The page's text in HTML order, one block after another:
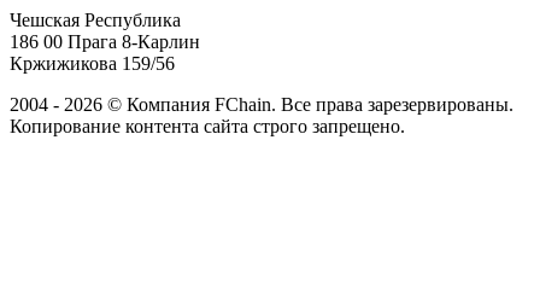
Чешская Республика
186 00 Прага 8-Карлин
Кржижикова 159/56
2004 - 2026 © Компания FChain. Все права зарезервированы.
Копирование контента сайта строго запрещено.